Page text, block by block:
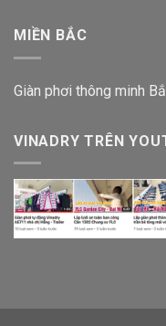
MIỀN BẮC
Giàn phơi thông minh
VINADRY TRÊN